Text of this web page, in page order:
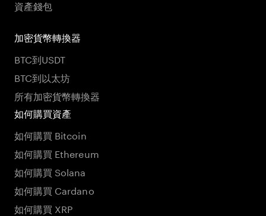
資產錢包
加密貨幣轉換器
BTC到USDT
BTC到以太坊
所有加密貨幣轉換器
如何購買資產
如何購買 Bitcoin
如何購買 Ethereum
如何購買 Solana
如何購買 Cardano
如何購買 XRP